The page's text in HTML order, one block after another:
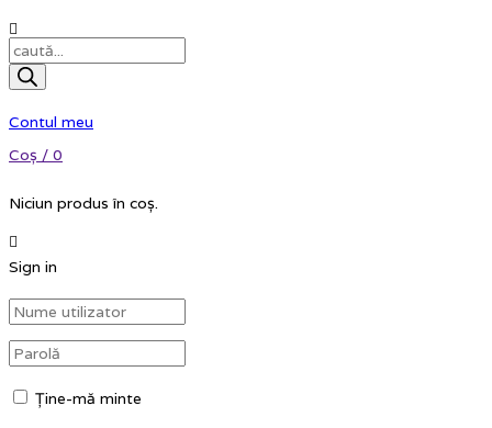
Products
search
Contul meu
Coș / 0
Niciun produs în coș.
Sign in
Ţine-mă minte